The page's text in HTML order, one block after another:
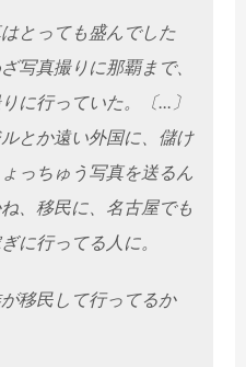
とっても盛んでした
写真撮りに那覇まで、
に行っていた。〔...〕
とか遠い外国に、儲け
っちゅう写真を送るん
、移民に、名古屋でも
に行ってる人に。
移民して行ってるか